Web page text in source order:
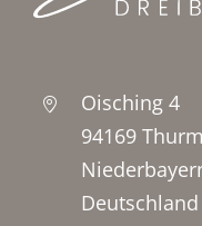
Oisching 4
94169
Deutschland